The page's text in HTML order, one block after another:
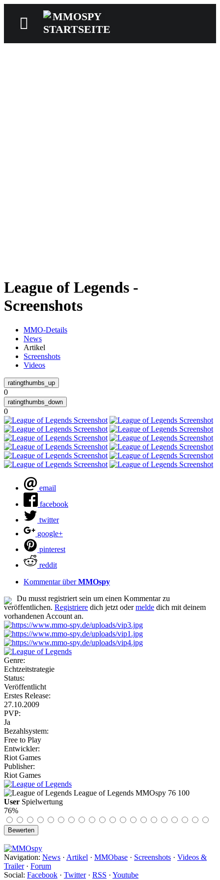
Follow us
League of Legends -
Screenshots
MMO-Details
News
Artikel
Screenshots
Videos
0
0
email
facebook
twitter
google+
pinterest
reddit
Kommentar überMMOspy
Du musst registriert sein um einen Kommentar zu
veröffentlichen. Registriere dich jetzt odermelde dich mit deinem
vorhandenen Account an.
Genre:
Echtzeitstrategie
Status:
Veröffentlicht
Erstes Release:
27.10.2009
PVP:
Ja
Bezahlsystem:
Free to Play
Entwickler:
Riot Games
Publisher:
Riot Games
League of Legends MMOspy 76 100
User Spielwertung
76%
Navigation: News · Artikel · MMObase · Screenshots · Videos &
Trailer· Forum
Social: Facebook · Twitter· RSS · Youtube